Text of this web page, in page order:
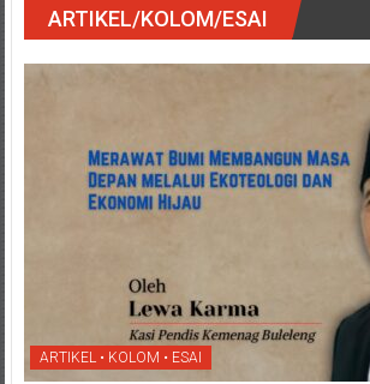
ARTIKEL/KOLOM/ESAI
ARTIKEL • KOLOM • ESAI